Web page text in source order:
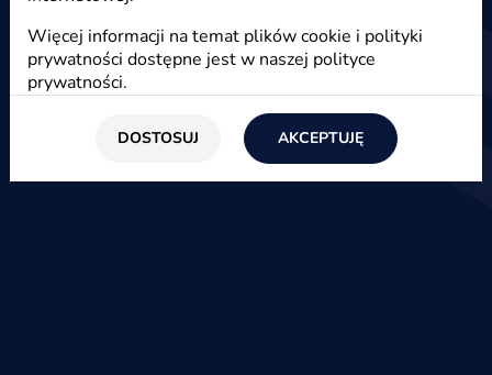
Znak towarowy to niepowtarzalny wyróżnik
produktu służący identyfikacji towaru lub usługi.
Kto może, w jaki sposób, na czym polega i
dlaczego warto chronić swoje znaki towarowe.
Więcej informacji na temat plików cookie i polityki
prywatności dostępne jest w naszej polityce
prywatności.
DOSTOSUJ AKCEPTUJĘ